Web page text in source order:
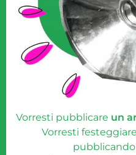
Vorresti pubblicare un
Vorresti
pubblicando